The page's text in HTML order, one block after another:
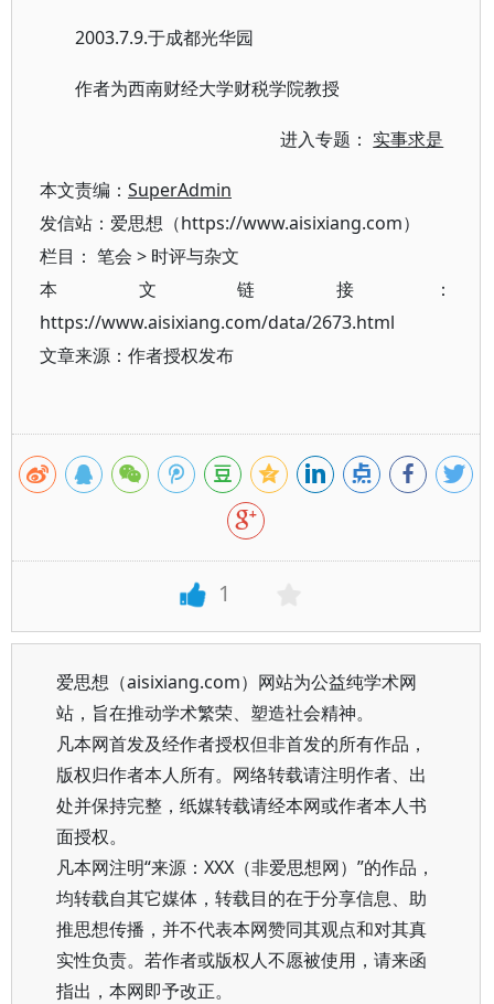
2003.7.9.于成都光华园
作者为西南财经大学财税学院教授
进入专题： 实事求是
本文责编： SuperAdmin
发信站：爱思想（https://www.aisixiang.com）
栏目： 笔会 > 时评与杂文
本文链接：
https://www.aisixiang.com/data/2673.html
文章来源：作者授权发布
1
爱思想（aisixiang.com）网站为公益纯学术网
站，旨在推动学术繁荣、塑造社会精神。
凡本网首发及经作者授权但非首发的所有作品，
版权归作者本人所有。网络转载请注明作者、出
处并保持完整，纸媒转载请经本网或作者本人书
面授权。
凡本网注明“来源：XXX（非爱思想网）”的作品，
均转载自其它媒体，转载目的在于分享信息、助
推思想传播，并不代表本网赞同其观点和对其真
实性负责。若作者或版权人不愿被使用，请来函
指出，本网即予改正。